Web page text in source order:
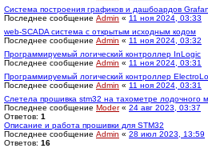
Система построения графиков и дашбоардов
Последнее сообщение Admin « 11 ноя 2024, 03:33
web-SCADA система с открытым исходным кодом
Последнее сообщение Admin « 11 ноя 2024, 03:32
Программируемый логический контроллер InLogic
Последнее сообщение Admin « 11 ноя 2024, 03:31
Программируемый логический контроллер
Последнее сообщение Admin « 11 ноя 2024, 03:31
Слетела прошивка stm32 на тахометре лодочного
Последнее сообщение Moder« 24 авг 2023, 03:37
Ответов: 1
Описание и работа прошивки для STM32
Последнее сообщение Admin « 28 июл 2023, 13:59
Ответов: 16